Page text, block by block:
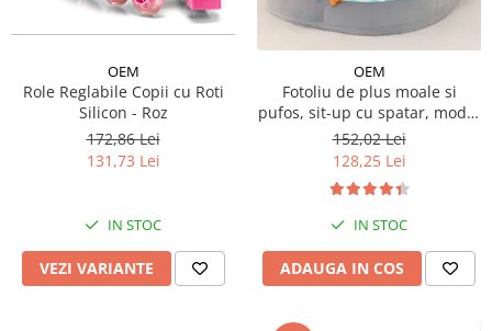
OEM
Role Reglabile Copii cu Roti
Silicon - Roz
172,86 Lei
131,73 Lei
IN STOC
VEZI VARIANTE
OEM
Fotoliu de plus moale si
pufos, sit-up cu spatar, model
animalute
152,02 Lei
128,25 Lei
IN STOC
ADAUGA IN COS